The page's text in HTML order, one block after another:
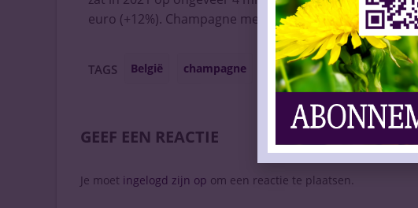
euro (+12%). Champagne met een lager alcoholgehalte
TAGS België champagne groei
GEEF EEN REACTIE
Je moet ingelogd zijn op om een reactie te plaatsen.